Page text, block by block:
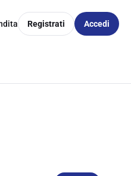
Registrati Accedi